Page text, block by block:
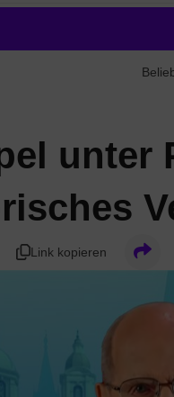
unter
Link kopieren